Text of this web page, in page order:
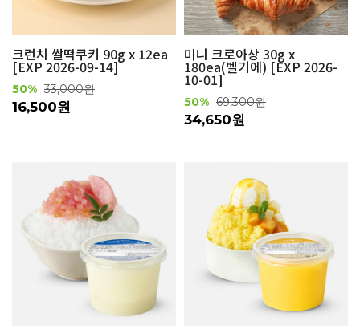
크런치 쌀떡쿠키 90g x 12ea
[EXP 2026-09-14]
50% 33,000원
16,500원
미니 크로아상 30g x
180ea(벨기에) [EXP 2026-
10-01]
50% 69,300원
34,650원